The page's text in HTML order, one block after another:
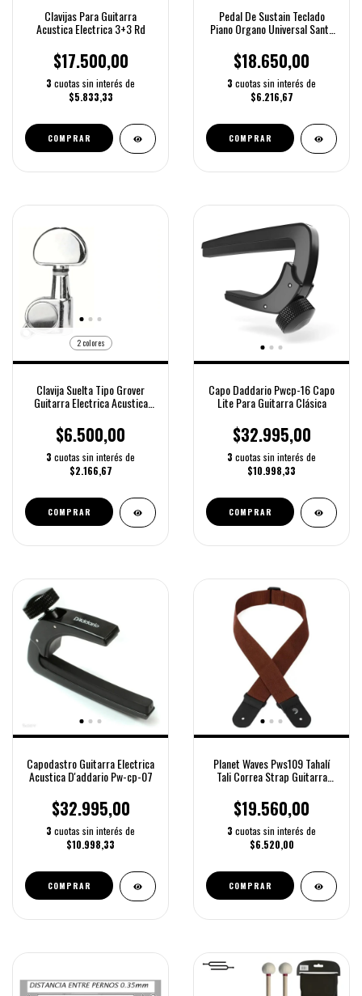
Clavijas Para Guitarra
Acustica Electrica 3+3 Rd
$17.500,00
3 cuotas sin interés de
$5.833,33
COMPRAR
Pedal De Sustain Teclado
Piano Organo Universal Santa
$18.650,00
3 cuotas sin interés de
$6.216,67
2 colores
Clavija Suelta Tipo Grover
Guitarra Electrica Acustica
$6.500,00
3 cuotas sin interés de
$2.166,67
COMPRAR
Capo Daddario Pwcp-16 Capo
Lite Para Guitarra Clásica
$32.995,00
3 cuotas sin interés de
$10.998,33
Capodastro Guitarra Electrica
Acustica D'addario Pw-cp-07
$32.995,00
3 cuotas sin interés de
$10.998,33
COMPRAR
Planet Waves Pws109 Tahalí
Tali Correa Strap Guitarra
$19.560,00
3 cuotas sin interés de
$6.520,00